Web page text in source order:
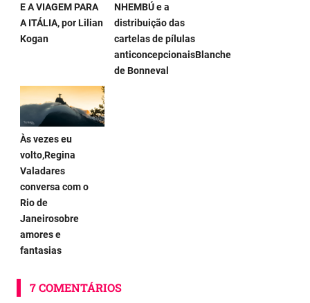
E A VIAGEM PARA
A ITÁLIA, por Lilian
Kogan
NHEMBÚ e a
distribuição das
cartelas de pílulas
anticoncepcionaisBlanche
de Bonneval
Às vezes eu
volto,Regina
Valadares
conversa com o
Rio de
Janeirosobre
amores e
fantasias
7 COMENTÁRIOS